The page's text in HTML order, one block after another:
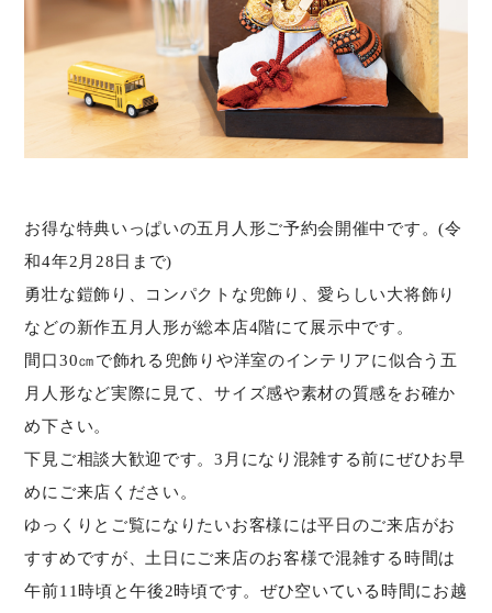
お得な特典いっぱいの五月人形ご予約会開催中です。(令
和4年2月28日まで)
勇壮な鎧飾り、コンパクトな兜飾り、愛らしい大将飾り
などの新作五月人形が総本店4階にて展示中です。
間口30㎝で飾れる兜飾りや洋室のインテリアに似合う五
月人形など実際に見て、サイズ感や素材の質感をお確か
め下さい。
下見ご相談大歓迎です。3月になり混雑する前にぜひお早
めにご来店ください。
ゆっくりとご覧になりたいお客様には平日のご来店がお
すすめですが、土日にご来店のお客様で混雑する時間は
午前11時頃と午後2時頃です。ぜひ空いている時間にお越